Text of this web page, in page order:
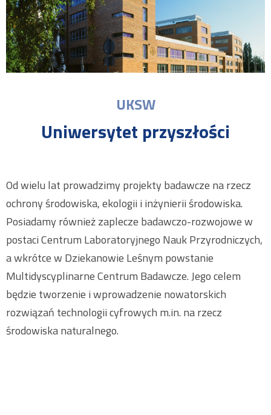
UKSW
Uniwersytet przyszłości
Od wielu lat prowadzimy projekty badawcze na rzecz
ochrony środowiska, ekologii i inżynierii środowiska.
Posiadamy również zaplecze badawczo-rozwojowe w
postaci Centrum Laboratoryjnego Nauk Przyrodniczych,
a wkrótce w Dziekanowie Leśnym powstanie
Multidyscyplinarne Centrum Badawcze. Jego celem
będzie tworzenie i wprowadzenie nowatorskich
rozwiązań technologii cyfrowych m.in. na rzecz
środowiska naturalnego.